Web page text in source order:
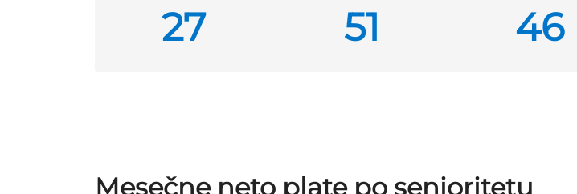
27 51 46
Mesečne neto plate po senioritetu